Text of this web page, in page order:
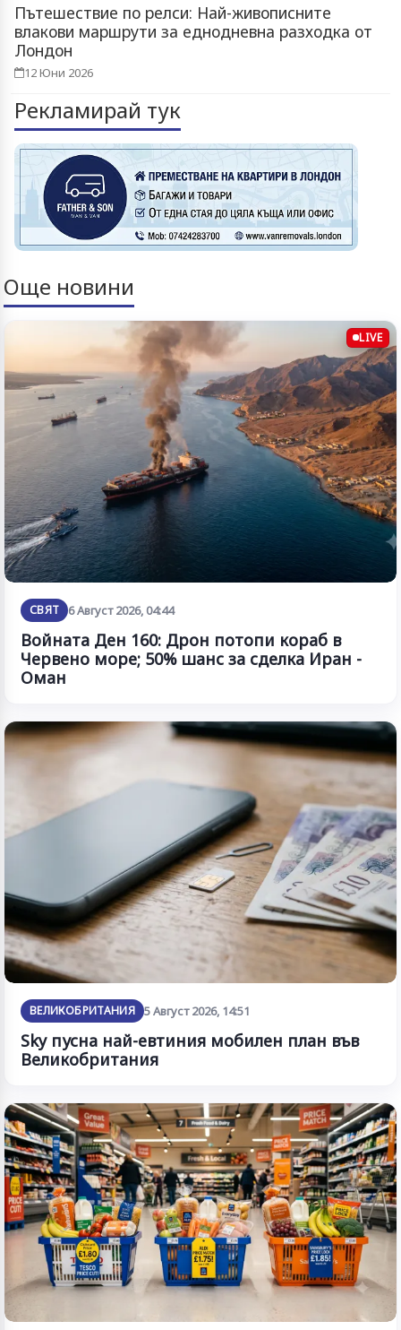
Пътешествие по релси: Най-живописните
влакови маршрути за еднодневна разходка от
Лондон
12 Юни 2026
Рекламирай тук
Още новини
LIVE
СВЯТ 6 Август 2026, 04:44
Войната Ден 160: Дрон потопи кораб в
Червено море; 50% шанс за сделка Иран -
Оман
ВЕЛИКОБРИТАНИЯ 5 Август 2026, 14:51
Sky пусна най-евтиния мобилен план във
Великобритания